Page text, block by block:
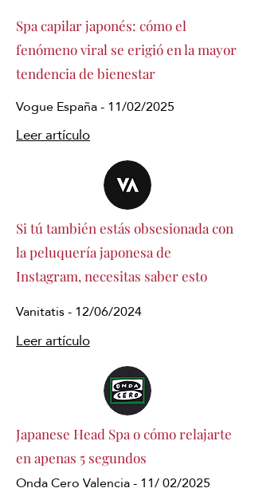
Spa capilar japonés: cómo el
fenómeno viral se erigió en la mayor
tendencia de bienestar
Vogue España - 11/02/2025
Leer artículo
Si tú también estás obsesionada con
la peluquería japonesa de
Instagram, necesitas saber esto
Vanitatis - 12/06/2024
Leer artículo
Japanese Head Spa o cómo relajarte
en apenas 5 segundos
Onda Cero Valencia - 11/ 02/2025